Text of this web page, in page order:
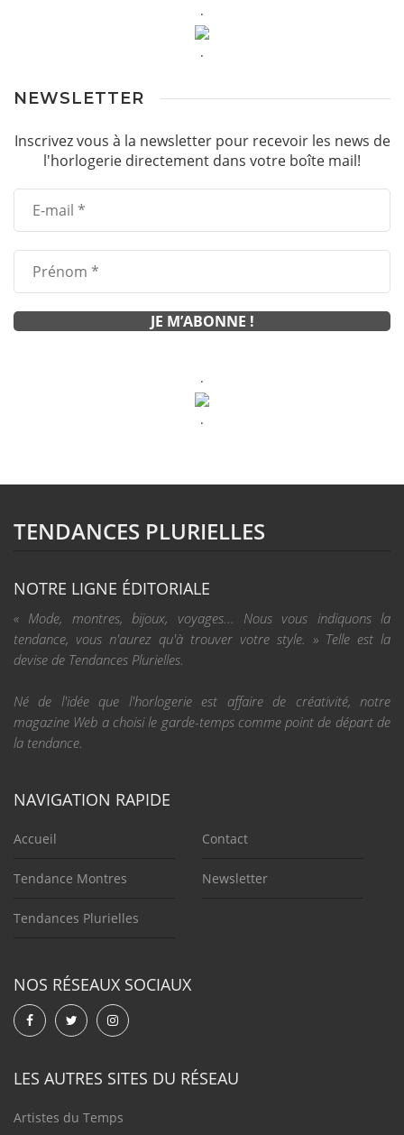
.
.
NEWSLETTER
Inscrivez vous à la newsletter pour recevoir les news de
l'horlogerie directement dans votre boîte mail!
.
.
TENDANCES PLURIELLES
NOTRE LIGNE ÉDITORIALE
« Mode, montres, bijoux, voyages... Nous vous indiquons la
tendance, vous n'aurez qu'à trouver votre style. » Telle est la
devise de Tendances Plurielles.
Né de l'idée que l'horlogerie est affaire de créativité, notre
magazine Web a choisi le garde-temps comme point de départ de
la tendance.
NAVIGATION RAPIDE
Accueil
Tendance Montres
Tendances Plurielles
Contact
Newsletter
NOS RÉSEAUX SOCIAUX
LES AUTRES SITES DU RÉSEAU
Artistes du Temps